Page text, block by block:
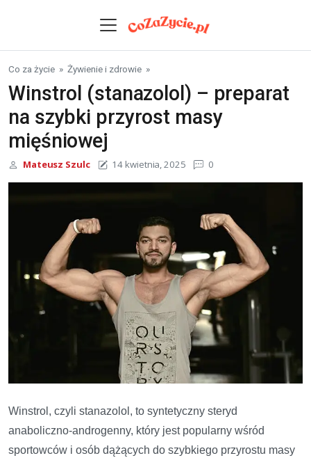
Co za życie » Żywienie i zdrowie »
Winstrol (stanazolol) – preparat
na szybki przyrost masy
mięśniowej
Mateusz Szulc 14 kwietnia, 2025 0
Winstrol, czyli stanazolol, to syntetyczny steryd
anaboliczno-androgenny, który jest popularny wśród
sportowców i osób dążących do szybkiego przyrostu masy